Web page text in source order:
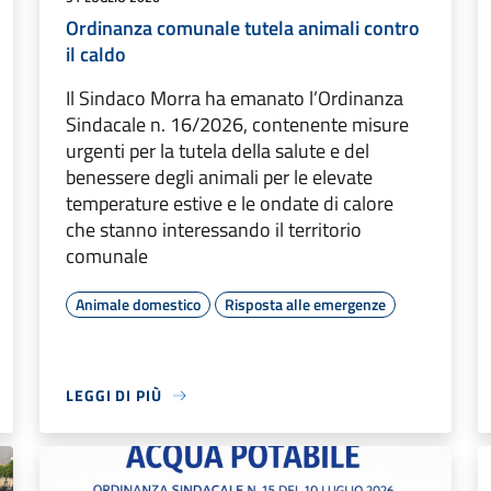
Ordinanza comunale tutela animali contro
il caldo
Il Sindaco Morra ha emanato l’Ordinanza
Sindacale n. 16/2026, contenente misure
urgenti per la tutela della salute e del
benessere degli animali per le elevate
temperature estive e le ondate di calore
che stanno interessando il territorio
comunale
Animale domestico Risposta alle emergenze
LEGGI DI PIÙ